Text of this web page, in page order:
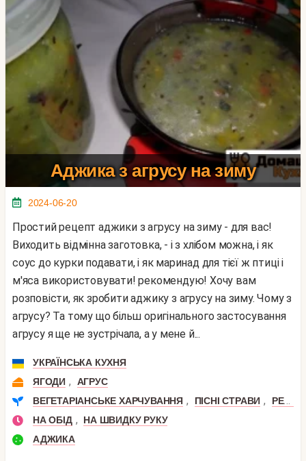
Аджика з агрусу на зиму
2024-06-20
Простий рецепт аджики з агрусу на зиму - для вас!
Виходить відмінна заготовка, - і з хлібом можна, і як
соус до курки подавати, і як маринад для тієї ж птиці і
м'яса використовувати! рекомендую! Хочу вам
розповісти, як зробити аджику з агрусу на зиму. Чому з
агрусу? Та тому що більш оригінального застосування
агрусу я ще не зустрічала, а у мене й...
УКРАЇНСЬКА КУХНЯ
ЯГОДИ ,
АГРУС
ВЕГЕТАРІАНСЬКЕ ХАРЧУВАННЯ , ПІСНІ СТРАВИ ,
РЕЦЕПТИ СИРОЇДІННЯ
НА ОБІД ,
НА ШВИДКУ РУКУ
АДЖИКА